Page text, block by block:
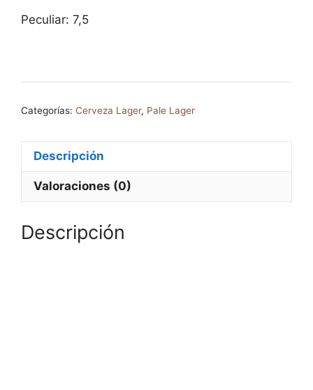
Peculiar: 7,5
Categorías: Cerveza Lager, Pale Lager
Descripción
Valoraciones (0)
Descripción